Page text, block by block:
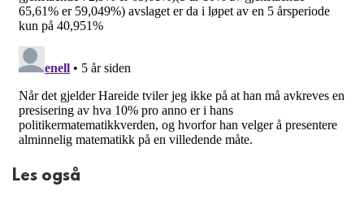
Les også